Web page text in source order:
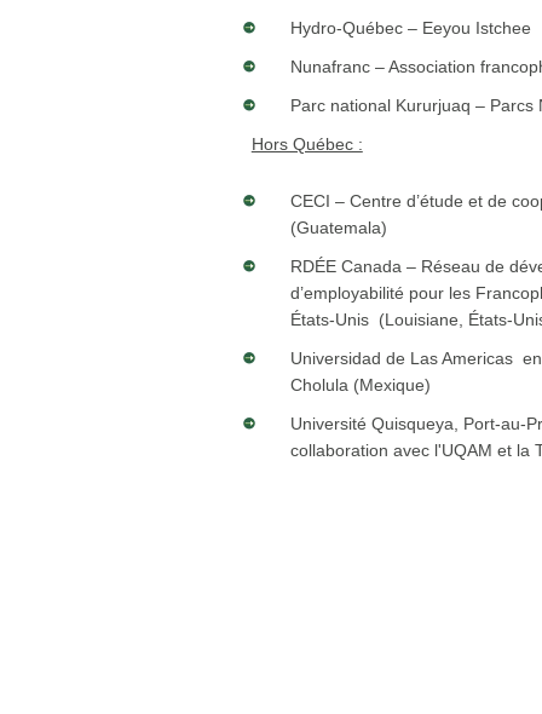
Hydro-Québec – Eeyou Istchee
Nunafranc – Association
Parc national Kururjuaq – Parcs
Hors Québec :
CECI – Centre d’étude et de
(Guatemala)
RDÉE Canada – Réseau de
d’employabilité pour les
États-Unis (Louisiane, États-
Universidad de Las Americas
Cholula (Mexique)
Université Quisqueya, Port-au-
collaboration avec l'UQAM et la